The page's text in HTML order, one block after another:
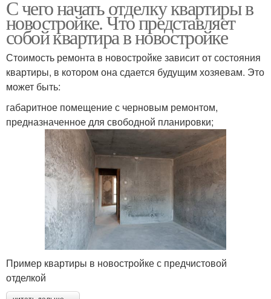
С чего начать отделку квартиры в
новостройке. Что представляет
собой квартира в новостройке
Стоимость ремонта в новостройке зависит от состояния
квартиры, в котором она сдается будущим хозяевам. Это
может быть:
габаритное помещение с черновым ремонтом,
предназначенное для свободной планировки;
Пример квартиры в новостройке с предчистовой
отделкой